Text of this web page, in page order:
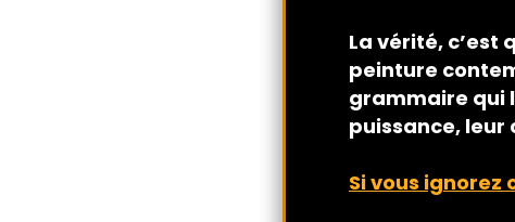
La vérité, c’est
peinture
grammaire qui
puissance,
Si vous ignorez